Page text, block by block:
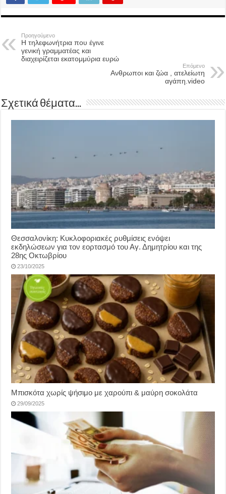
Προηγούμενο
Η τηλεφωνήτρια που έγινε
γενική γραμματέας και
διαχειρίζεται εκατομμύρια ευρώ
Επόμενο
Ανθρωποι και ζώα , ατελείωτη
αγάπη.video
Σχετικά θέματα...
Θεσσαλονίκη: Κυκλοφοριακές ρυθμίσεις ενόψει
εκδηλώσεων για τον εορτασμό του Αγ. Δημητρίου και της
28ης Οκτωβρίου
23/10/2025
Μπισκότα χωρίς ψήσιμο με χαρούπι & μαύρη σοκολάτα
29/09/2025